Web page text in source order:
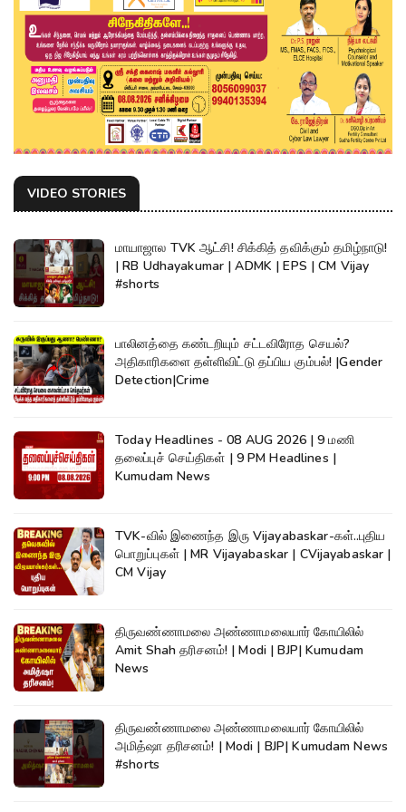
VIDEO STORIES
மாயாஜால TVK ஆட்சி! சிக்கித் தவிக்கும் தமிழ்நாடு!
| RB Udhayakumar | ADMK | EPS | CM Vijay
#shorts
பாலினத்தை கண்டறியும் சட்டவிரோத செயல்?
அதிகாரிகளை தள்ளிவிட்டு தப்பிய கும்பல்! |Gender
Detection|Crime
Today Headlines - 08 AUG 2026 | 9 மணி
தலைப்புச் செய்திகள் | 9 PM Headlines |
Kumudam News
TVK-வில் இணைந்த இரு Vijayabaskar-கள்..புதிய
பொறுப்புகள் | MR Vijayabaskar | CVijayabaskar |
CM Vijay
திருவண்ணாமலை அண்ணாமலையார் கோயிலில்
Amit Shah தரிசனம்! | Modi | BJP| Kumudam
News
திருவண்ணாமலை அண்ணாமலையார் கோயிலில்
அமித்ஷா தரிசனம்! | Modi | BJP| Kumudam News
#shorts